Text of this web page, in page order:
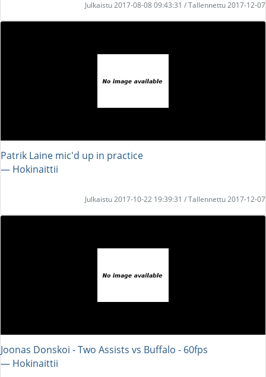
Julkaistu 2017-08-08 09:43:31 / Tallennettu 2017-12-07
Patrik Laine mic'd up in practice
― Hokinaittii
Julkaistu 2017-10-22 19:39:31 / Tallennettu 2017-12-07
Joonas Donskoi - Two Assists vs Buffalo - 60fps
― Hokinaittii